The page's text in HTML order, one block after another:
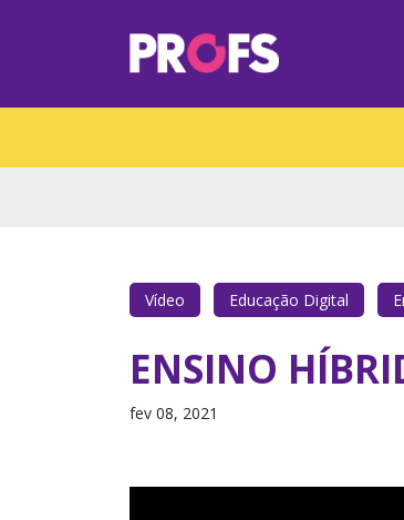
Vídeo Educação Digital
ENSINO
fev 08, 2021